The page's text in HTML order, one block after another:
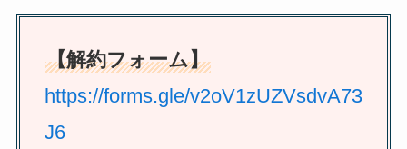
【解約フォーム】
https://forms.gle/v2oV1zUZVsdvA73
J6